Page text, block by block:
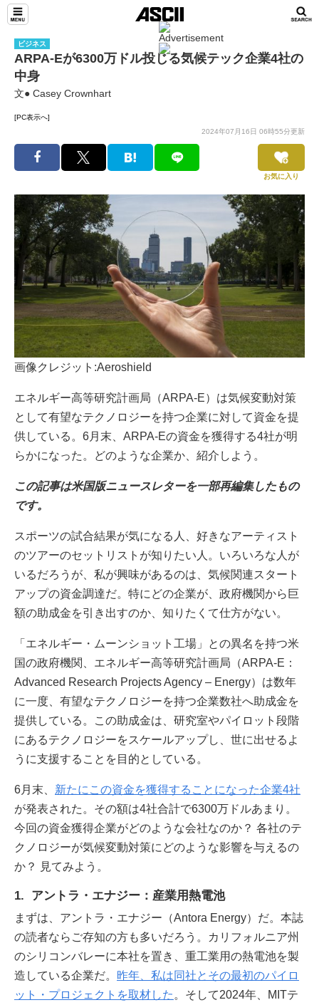
ビジネス
ARPA-Eが6300万ドル投じる気候テック企業4社の
中身
文● Casey Crownhart
[PC表示へ]
2024年07月16日 06時55分更新
お気に入り
画像クレジット:Aeroshield
エネルギー高等研究計画局（ARPA-E）は気候変動対策
として有望なテクノロジーを持つ企業に対して資金を提
供している。6月末、ARPA-Eの資金を獲得する4社が明
らかになった。どのような企業か、紹介しよう。
この記事は米国版ニュースレターを一部再編集したもの
です。
スポーツの試合結果が気になる人、好きなアーティスト
のツアーのセットリストが知りたい人。いろいろな人が
いるだろうが、私が興味があるのは、気候関連スタート
アップの資金調達だ。特にどの企業が、政府機関から巨
額の助成金を引き出すのか、知りたくて仕方がない。
「エネルギー・ムーンショット工場」との異名を持つ米
国の政府機関、エネルギー高等研究計画局（ARPA-E：
Advanced Research Projects Agency – Energy）は数年
に一度、有望なテクノロジーを持つ企業数社へ助成金を
提供している。この助成金は、研究室やパイロット段階
にあるテクノロジーをスケールアップし、世に出せるよ
うに支援することを目的としている。
6月末、 新たにこの資金を獲得することになった企業4社
が発表された。その額は4社合計で6300万ドルあまり。
今回の資金獲得企業がどのような会社なのか？ 各社のテ
クノロジーが気候変動対策にどのような影響を与えるの
か？ 見てみよう。
1. アントラ・エナジー：産業用熱電池
まずは、アントラ・エナジー（Antora Energy）だ。本誌
の読者ならご存知の方も多いだろう。カリフォルニア州
のシリコンバレーに本社を置き、重工業用の熱電池を製
造している企業だ。 昨年、私は同社とその最初のパイロ
ット・プロジェクトを取材した 。そして2024年、MITテ